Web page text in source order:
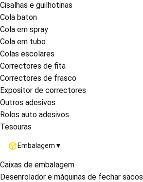
Cisalhas e guilhotinas
Cola baton
Cola em spray
Cola em tubo
Colas escolares
Correctores de fita
Correctores de frasco
Expositor de correctores
Outros adesivos
Rolos auto adesivos
Tesouras
Embalagem ▼
Caixas de embalagem
Desenrolador e máquinas de fechar sacos